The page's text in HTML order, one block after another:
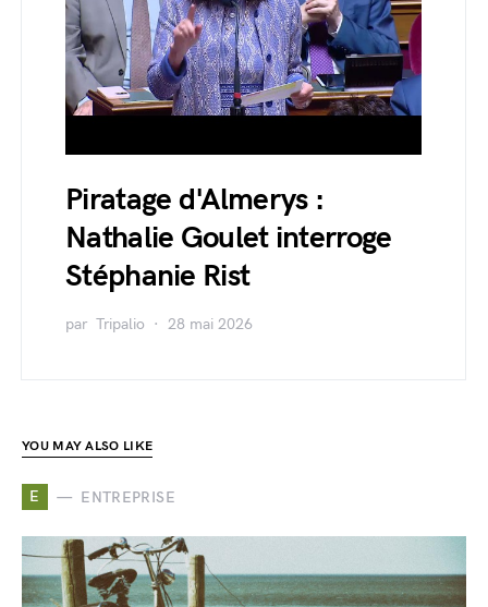
Piratage d'Almerys :
Nathalie Goulet interroge
Stéphanie Rist
par Tripalio 28 mai 2026
YOU MAY ALSO LIKE
E ENTREPRISE